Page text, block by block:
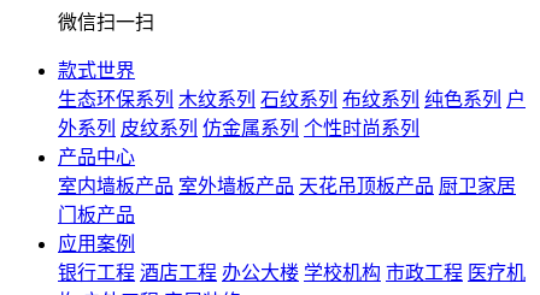
微信扫一扫
款式世界
生态环保系列 木纹系列 石纹系列 布纹系列 纯色系列 户
外系列 皮纹系列 仿金属系列 个性时尚系列
产品中心
室内墙板产品 室外墙板产品 天花吊顶板产品 厨卫家居
门板产品
应用案例
银行工程 酒店工程 办公大楼 学校机构 市政工程 医疗机